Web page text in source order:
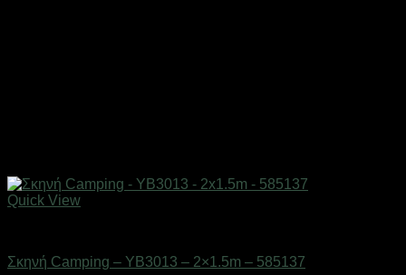
Quick View
Σκηνή Camping – YB3013 – 2×1.5m – 585137